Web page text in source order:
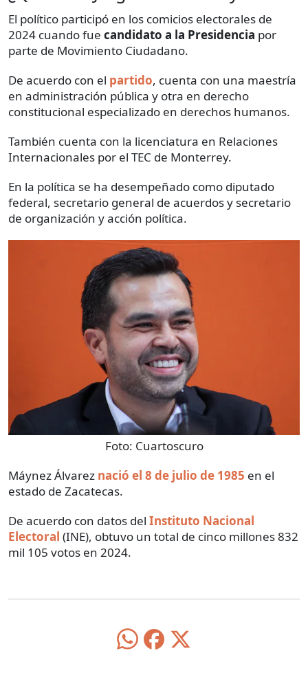
El político participó en los comicios electorales de
2024 cuando fue candidato a la Presidencia por
parte de Movimiento Ciudadano.
De acuerdo con el partido, cuenta con una maestría
en administración pública y otra en derecho
constitucional especializado en derechos humanos.
También cuenta con la licenciatura en Relaciones
Internacionales por el TEC de Monterrey.
En la política se ha desempeñado como diputado
federal, secretario general de acuerdos y secretario
de organización y acción política.
Foto: Cuartoscuro
Máynez Álvarez nació el 8 de julio de 1985 en el
estado de Zacatecas.
De acuerdo con datos del Instituto Nacional
Electoral (INE), obtuvo un total de cinco millones 832
mil 105 votos en 2024.